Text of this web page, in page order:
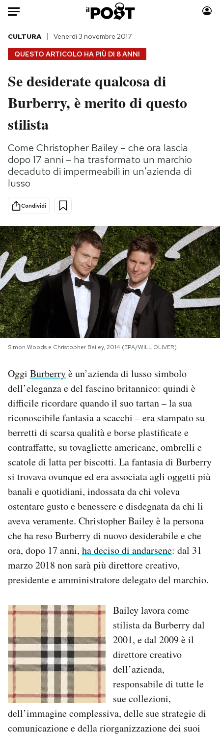
Auto
HOME
Italia
Politica
Tecnologia
Scienza
Cultura
Sport
Moda
Consumismi
Media
Europa
PODCAST
NEWSLETTER
I MIEI PREFERITI
SHOP
CALENDARIO
AREA PERSONALE
Area Personale
Newsletter
Notifiche mobile
Regala il Post
Hai bisogno di aiuto?
QUESTO ARTICOLO HA PIÙ DI 8 ANNI
CULTURA Venerdì 3 novembre 2017
Se desiderate qualcosa di
Burberry, è merito di questo
stilista
Come Christopher Bailey – che ora lascia
dopo 17 anni – ha trasformato un marchio
decaduto di impermeabili in un'azienda di
lusso
Condividi
Simon Woods e Christopher Bailey, 2014 (EPA/WILL OLIVER)
Oggi Burberryè un’azienda di lusso simbolo
dell’eleganza e del fascino britannico: quindi è
difficile ricordare quando il suo tartan – la sua
riconoscibile fantasia a scacchi – era stampato su
berretti di scarsa qualità e borse plastificate e
contraffatte, su tovagliette americane, ombrelli e
scatole di latta per biscotti. La fantasia di Burberry
si trovava ovunque ed era associata agli oggetti più
banali e quotidiani, indossata da chi voleva
ostentare gusto e benessere e disdegnata da chi li
aveva veramente. Christopher Bailey è la persona
che ha reso Burberry di nuovo desiderabile e che
ora, dopo 17 anni, ha deciso di andarsene: dal 31
marzo 2018 non sarà più direttore creativo,
presidente e amministratore delegato del marchio.
Bailey lavora come
stilista da Burberry dal
2001, e dal 2009 è il
direttore creativo
dell’azienda,
responsabile di tutte le
sue collezioni,
dell’immagine complessiva, delle sue strategie di
comunicazione e della riorganizzazione dei suoi